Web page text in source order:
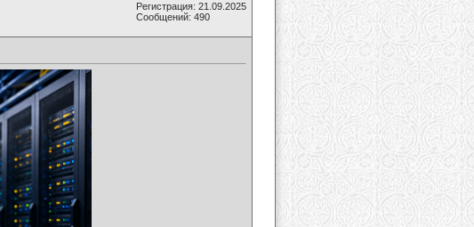
Регистрация: 21.09.2025
Сообщений: 490